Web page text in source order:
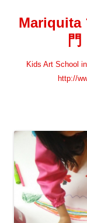
Mariquita
門
Kids Art School
http://